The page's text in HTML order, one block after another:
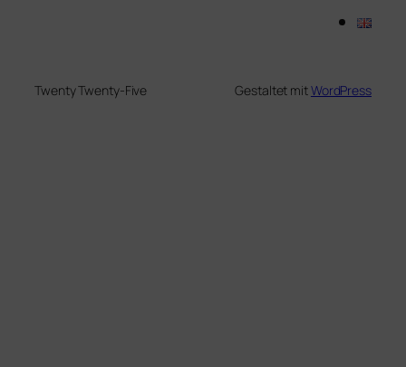
Twenty Twenty-Five Gestaltet mitWordPress